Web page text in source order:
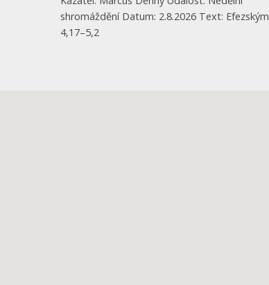
shromáždění Datum: 2.8.2026 Text: Efezským
4,17–5,2